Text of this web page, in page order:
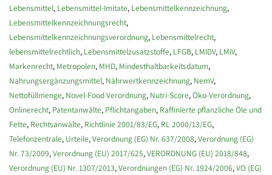
Lebensmittel, Lebensmittel-Imitate, Lebensmittelkennzeichnung,
Lebensmittelkennzeichnungsrecht,
Lebensmittelkennzeichnungsverordnung, Lebensmittelrecht,
lebensmittelrechtlich, Lebensmittelzusatzstoffe, LFGB, LMIDV, LMiV,
Markenrecht, Metropolen, MHD, Mindesthaltbarkeitsdatum,
Nahrungsergänzungsmittel, Nährwertkennzeichnung, NemV,
Nettofüllmenge, Novel-Food Verordnung, Nutri-Score,Öko-Verordnung,
Onlinerecht, Patentanwälte, Pflichtangaben, Raffinierte pflanzliche Öle und
Fette, Rechtsanwälte, Richtlinie 2001/83/EG, RL 2000/13/EG,
Telefonzentrale, Urteile,Verordnung (EG) Nr. 637/2008,Verordnung (EG)
Nr. 73/2009,Verordnung (EU) 2017/625,VERORDNUNG (EU) 2018/848,
Verordnung (EU) Nr. 1307/2013,Verordnungen (EG) Nr. 1924/2006,VO (EG)